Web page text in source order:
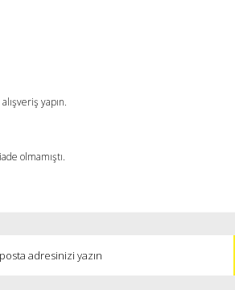
yapın.
olmamıştı.